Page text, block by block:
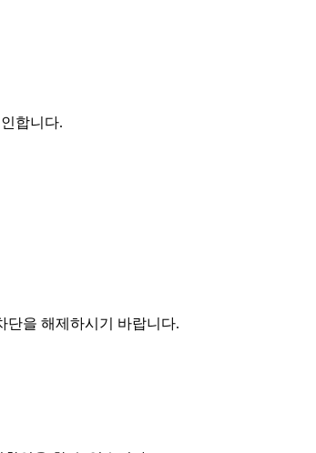
합니다.
단을 해제하시기 바랍니다.